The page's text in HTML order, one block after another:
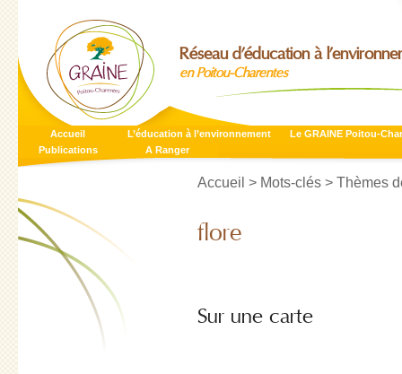
Réseau d’éducation à
en Poitou-Charentes
Accueil L’éducation à l’environnement
Le GRAINE Poitou-
Publications
A Ranger
Accueil > Mots-clés > Thèmes
flore
Sur une carte